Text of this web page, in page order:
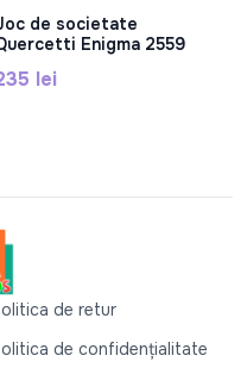
de societate
Enigma 2559
lei
de retur
de confidențialitate